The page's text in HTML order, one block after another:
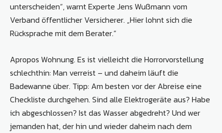
unterscheiden“, warnt Experte Jens Wußmann vom
Verband öffentlicher Versicherer. „Hier lohnt sich die
Rücksprache mit dem Berater.“
Apropos Wohnung. Es ist vielleicht die Horrorvorstellung
schlechthin: Man verreist – und daheim läuft die
Badewanne über. Tipp: Am besten vor der Abreise eine
Checkliste durchgehen. Sind alle Elektrogeräte aus? Habe
ich abgeschlossen? Ist das Wasser abgedreht? Und wer
jemanden hat, der hin und wieder daheim nach dem